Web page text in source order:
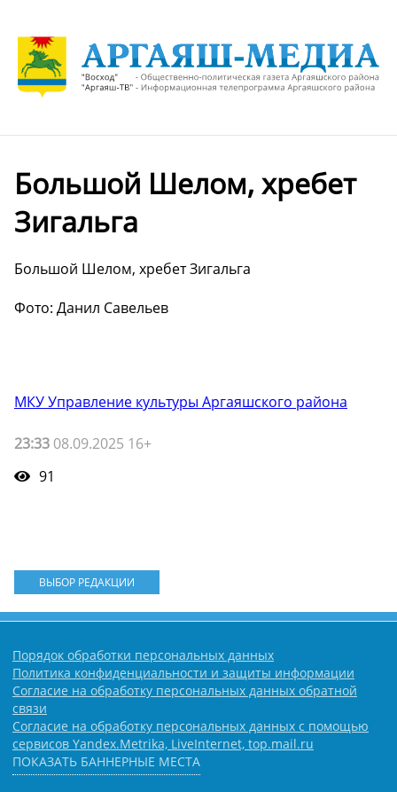
Большой Шелом, хребет
Зигальга
Большой Шелом, хребет Зигальга
Фото: Данил Савельев
МКУ Управление культуры Аргаяшского района
23:33 08.09.2025 16+
91
ВЫБОР РЕДАКЦИИ
Порядок обработки персональных данных
Политика конфиденциальности и защиты информации
Согласие на обработку персональных данных обратной
связи
Согласие на обработку персональных данных с помощью
сервисов Yandex.Metrika, LiveInternet, top.mail.ru
ПОКАЗАТЬ БАННЕРНЫЕ МЕСТА